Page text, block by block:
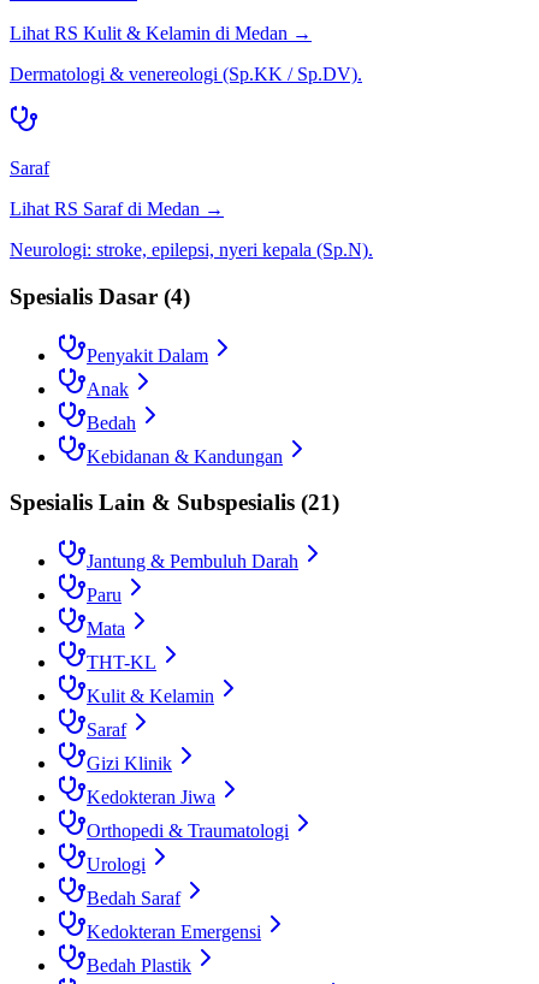
Lihat RS Kulit & Kelamin di Medan →
Dermatologi & venereologi (Sp.KK / Sp.DV).
Saraf
Lihat RS Sarafdi Medan →
Neurologi: stroke, epilepsi, nyeri kepala (Sp.N).
Spesialis Dasar (4)
Penyakit Dalam
Anak
Bedah
Kebidanan & Kandungan
Spesialis Lain & Subspesialis (21)
Jantung & Pembuluh Darah
Paru
Mata
THT-KL
Kulit & Kelamin
Saraf
Gizi Klinik
Kedokteran Jiwa
Orthopedi & Traumatologi
Urologi
Bedah Saraf
Kedokteran Emergensi
Bedah Plastik